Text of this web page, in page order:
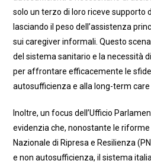
solo un terzo di loro riceve supporto
lasciando il peso dell’assistenza
sui caregiver informali. Questo
del sistema sanitario e la necessità
per affrontare efficacemente le
autosufficienza e alla long-term care
Inoltre, un focus dell’Ufficio
evidenzia che, nonostante le
Nazionale di Ripresa e Resilienza
e non autosufficienza, il sistema